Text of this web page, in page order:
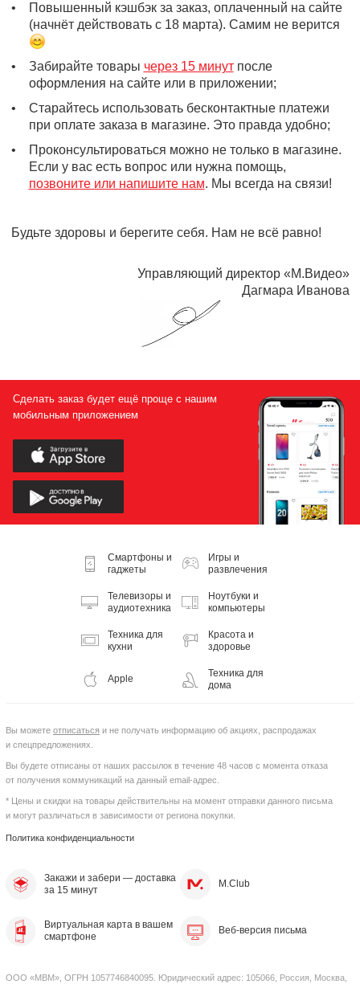
•
Повышенный кэшбэк за заказ, оплаченный на сайте
(начнёт действовать с 18 марта). Самим не верится
• Забирайте товары через 15 минутпосле
оформления на сайте или в приложении;
•
Старайтесь использовать бесконтактные платежи
при оплате заказа в магазине. Это правда удобно;
•
Проконсультироваться можно не только в магазине.
Если у вас есть вопрос или нужна помощь,
позвоните или напишите нам. Мы всегда на связи!
Будьте здоровы и берегите себя. Нам не всё равно!
Управляющий директор «М.Видео»
Дагмара Иванова
Сделать заказ будет ещё проще с нашим
мобильным приложением
Смартфоны и
гаджеты
Игры и
развлечения
Телевизоры и
аудиотехника
Ноутбуки и
компьютеры
Техника для
кухни
Красота и
здоровье
Apple
Техника для
дома
Вы можете отписаться и не получать информацию об акциях, распродажах
и спецпредложениях.
Вы будете отписаны от наших рассылок в течение 48 часов с момента отказа
от получения коммуникаций на данный email-адрес.
* Цены и скидки на товары действительны на момент отправки данного письма
и могут различаться в зависимости от региона покупки.
Политика конфиденциальности
Закажи и забери — доставка
за 15 минут
M.Club
Виртуальная карта в вашем
смартфоне
Веб-версия письма
ООО «МВМ», ОГРН 105‌774‌6840‌095. Юридический адрес: 105‌066, Россия, Москва,